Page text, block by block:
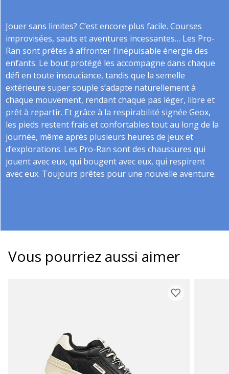
Jouer sans limites? C’est encore plus facile. Courses
improvisées, sauts et aventures incessantes… Les Pro-
Ran sont prêtes à affronter l’inépuisable énergie des
enfants. Le bout protégé les accompagne dans chaque
défi en toute insouciance, tandis que la semelle
extérieure super souple s’adapte naturellement à
chaque mouvement, rendant chaque pas léger, libre et
prêt à repartir. Et grâce à la respirabilité signée Geox,
les pieds restent frais et confortables tout au long de la
journée, même après plusieurs heures de jeux et
d’explorations. Les Pro-Ran sont des chaussures qui
jouent avec eux, qui bougent avec eux, qui respirent
avec eux. Toujours prêtes pour une nouvelle aventure.
Vous pourriez aussi aimer